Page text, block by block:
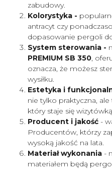
zabudowy.
Kolorystyka -
antracyt czy
dopasowanie pergoli
System sterowania -
PREMIUM SB 350,
oznacza, że możesz
wysiłku.
Estetyka i
nie tylko praktyczna,
który staje się
Producent i jakość -
Producentów, którzy
wysoką jakość na lata.
Materiał wykonania -
materiałem będą